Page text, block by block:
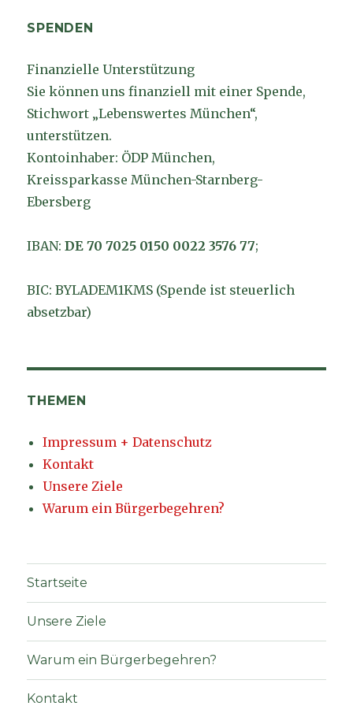
SPENDEN
Finanzielle Unterstützung
Sie können uns finanziell mit einer Spende,
Stichwort „Lebenswertes München“,
unterstützen.
Kontoinhaber: ÖDP München,
Kreissparkasse München-Starnberg-
Ebersberg
IBAN:DE 70 7025 0150 0022 3576 77;
BIC: BYLADEM1KMS (Spende ist steuerlich
absetzbar)
THEMEN
Impressum + Datenschutz
Kontakt
Unsere Ziele
Warum ein Bürgerbegehren?
Startseite
Unsere Ziele
Warum ein Bürgerbegehren?
Kontakt